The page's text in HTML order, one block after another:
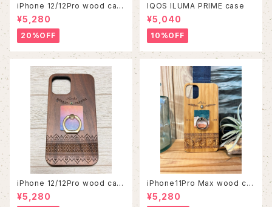
iPhone 12/12Pro wood cas
e
¥5,280
20%OFF
IQOS ILUMA PRIME case
¥5,040
10%OFF
iPhone 12/12Pro wood cas
e
¥5,280
iPhone11Pro Max wood ca
se
¥5,280